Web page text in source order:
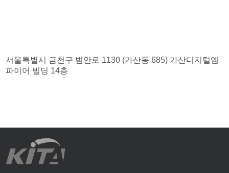
서울특별시 금천구 범안로 1130 (가산동 685) 가산디지털엠
파이어 빌딩 14층